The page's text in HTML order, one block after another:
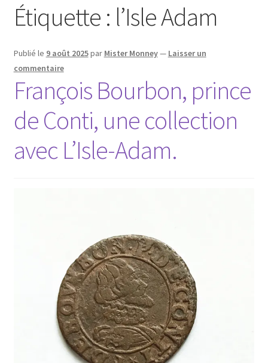
Étiquette : l’Isle Adam
Publié le 9 août 2025par Mister Monney— Laisser un
commentaire
François Bourbon, prince
de Conti, une collection
avec L’Isle-Adam.